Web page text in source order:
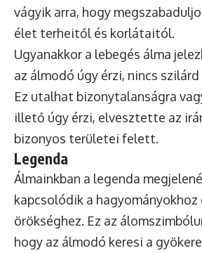
vágyik arra, hogy
élet terheitől és korlátaitól.
Ugyanakkor a lebegés álma
az álmodó úgy érzi, nincs
Ez utalhat bizonytalanságra
illető úgy érzi, elvesztette az
bizonyos területei felett.
Legenda
Álmainkban a legenda
kapcsolódik a hagyományokhoz
örökséghez. Ez az
hogy az álmodó keresi a